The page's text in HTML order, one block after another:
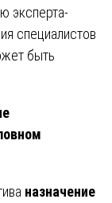
эксперта-
специалистов
быть
назначение